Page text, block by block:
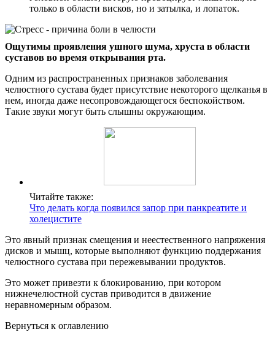
только в области висков, но и затылка, и лопаток.
Ощутимы проявления ушного шума, хруста в области
суставов во время открывания рта.
Одним из распространенных признаков заболевания
челюстного сустава будет присутствие некоторого щелканья в
нем, иногда даже несопровождающегося беспокойством.
Такие звуки могут быть слышны окружающим.
Читайте также:
Что делать когда появился запор при панкреатите и
холецистите
Это явный признак смещения и неестественного напряжения
дисков и мышц, которые выполняют функцию поддержания
челюстного сустава при пережевывании продуктов.
Это может привезти к блокированию, при котором
нижнечелюстной сустав приводится в движение
неравномерным образом.
Вернуться к оглавлению